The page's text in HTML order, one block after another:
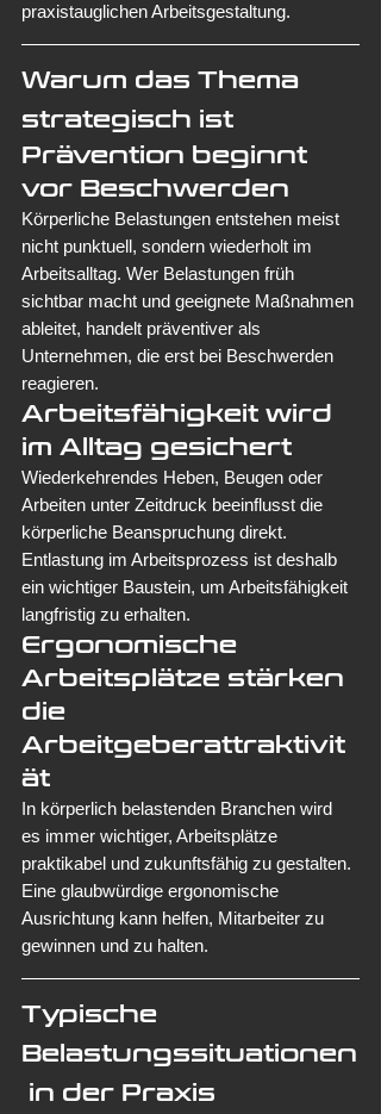
praxistauglichen Arbeitsgestaltung.
Warum das Thema
strategisch ist
Prävention beginnt
vor Beschwerden
Körperliche Belastungen entstehen meist
nicht punktuell, sondern wiederholt im
Arbeitsalltag. Wer Belastungen früh
sichtbar macht und geeignete Maßnahmen
ableitet, handelt präventiver als
Unternehmen, die erst bei Beschwerden
reagieren.
Arbeitsfähigkeit wird
im Alltag gesichert
Wiederkehrendes Heben, Beugen oder
Arbeiten unter Zeitdruck beeinflusst die
körperliche Beanspruchung direkt.
Entlastung im Arbeitsprozess ist deshalb
ein wichtiger Baustein, um Arbeitsfähigkeit
langfristig zu erhalten.
Ergonomische
Arbeitsplätze stärken
die
Arbeitgeberattraktivit
ät
In körperlich belastenden Branchen wird
es immer wichtiger, Arbeitsplätze
praktikabel und zukunftsfähig zu gestalten.
Eine glaubwürdige ergonomische
Ausrichtung kann helfen, Mitarbeiter zu
gewinnen und zu halten.
Typische
Belastungssituationen
in der Praxis